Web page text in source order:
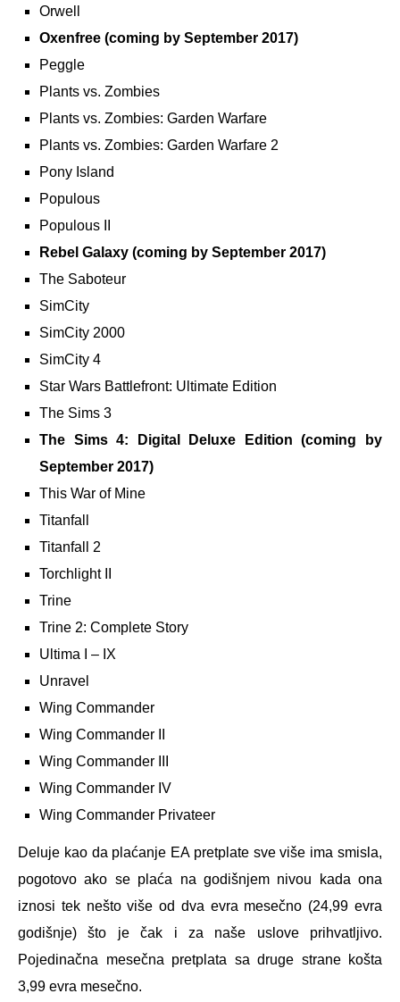
Orwell
Oxenfree (coming by September 2017)
Peggle
Plants vs. Zombies
Plants vs. Zombies: Garden Warfare
Plants vs. Zombies: Garden Warfare 2
Pony Island
Populous
Populous II
Rebel Galaxy (coming by September 2017)
The Saboteur
SimCity
SimCity 2000
SimCity 4
Star Wars Battlefront: Ultimate Edition
The Sims 3
The Sims 4: Digital Deluxe Edition (coming by
September 2017)
This War of Mine
Titanfall
Titanfall 2
Torchlight II
Trine
Trine 2: Complete Story
Ultima I – IX
Unravel
Wing Commander
Wing Commander II
Wing Commander III
Wing Commander IV
Wing Commander Privateer
Deluje kao da plaćanje EA pretplate sve više ima smisla,
pogotovo ako se plaća na godišnjem nivou kada ona
iznosi tek nešto više od dva evra mesečno (24,99 evra
godišnje) što je čak i za naše uslove prihvatljivo.
Pojedinačna mesečna pretplata sa druge strane košta
3,99 evra mesečno.